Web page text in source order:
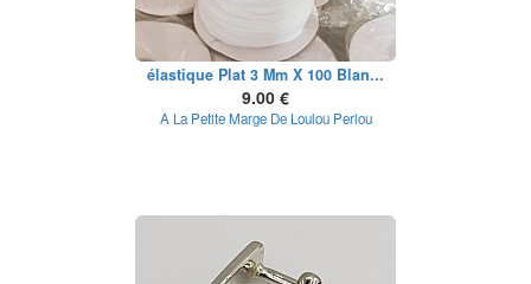
élastique Plat 3 Mm X 100 Blan...
9.00 €
A La Petite Marge De Loulou Perlou